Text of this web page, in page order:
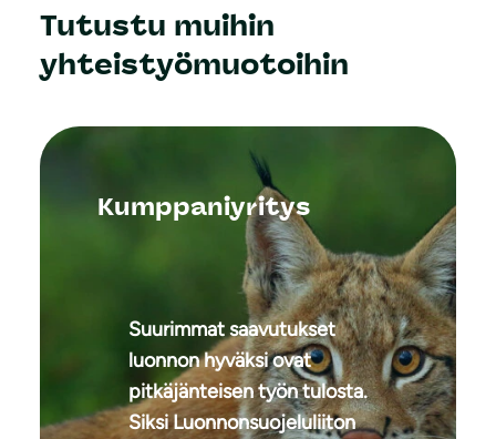
Tutustu muihin
yhteistyömuotoihin
Kumppaniyritys
Suurimmat saavutukset
luonnon hyväksi ovat
pitkäjänteisen työn tulosta.
Siksi Luonnonsuojeluliiton